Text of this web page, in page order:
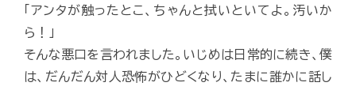
「アンタが触ったとこ、ちゃんと拭いといてよ。汚いか
ら！」
そんな悪口を言われました。いじめは日常的に続き、僕
は、だんだん対人恐怖がひどくなり、たまに誰かに話し